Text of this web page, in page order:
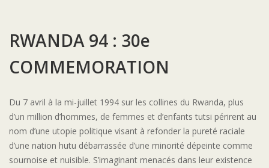
RWANDA 94 : 30e
COMMEMORATION
Du 7 avril à la mi-juillet 1994 sur les collines du Rwanda, plus
d’un million d’hommes, de femmes et d’enfants tutsi périrent au
nom d’une utopie politique visant à refonder la pureté raciale
d’une nation hutu débarrassée d’une minorité dépeinte comme
sournoise et nuisible. S’imaginant menacés dans leur existence